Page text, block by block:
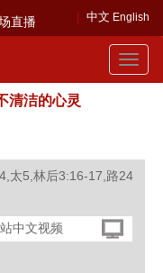
中文 English
直播
Toggle
清洁的心灵
太5,林后3:16-17,路24
中文视频